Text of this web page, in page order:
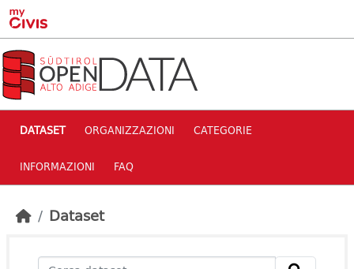
Skip to main content
DATASET ORGANIZZAZIONI CATEGORIE
INFORMAZIONI FAQ
Dataset